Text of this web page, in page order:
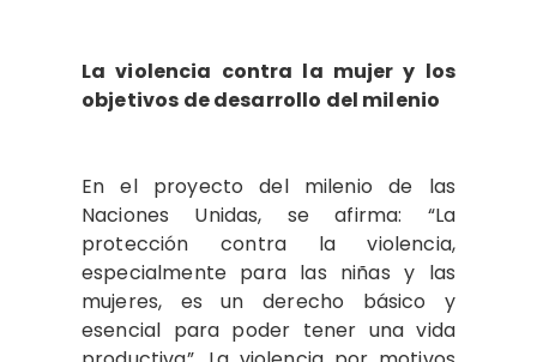
La violencia contra la mujer y los
objetivos de desarrollo del milenio
En el proyecto del milenio de las
Naciones Unidas, se afirma: “La
protección contra la violencia,
especialmente para las niñas y las
mujeres, es un derecho básico y
esencial para poder tener una vida